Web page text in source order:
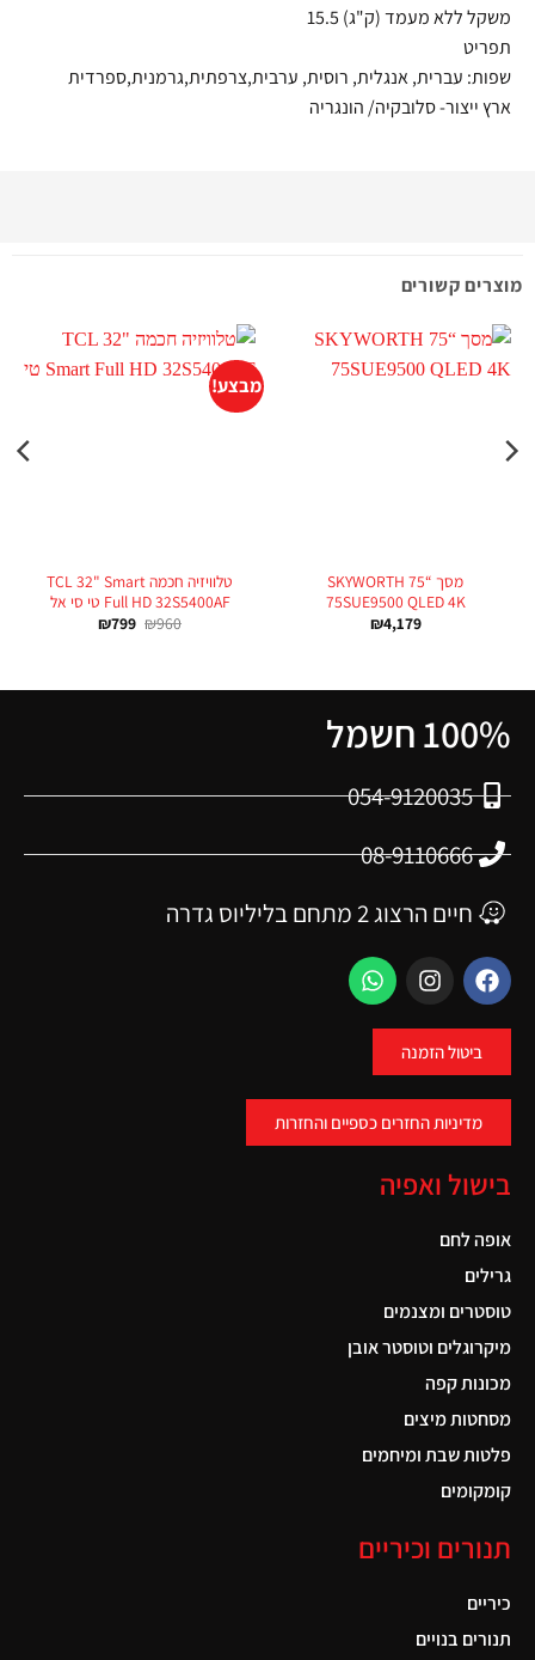
משקל ללא מעמד (ק"ג) 15.5
תפריט
שפות: עברית, אנגלית, רוסית, ערבית,צרפתית,גרמנית,ספרדית
ארץ ייצור- סלובקיה/ הונגריה
מוצרים קשורים
מסך “75 SKYWORTH
75SUE9500 QLED 4K
₪4,179
מבצע!
טלוויזיה חכמה TCL 32" Smart
Full HD 32S5400AF טי סי אל
₪960
₪799
100% חשמל
054-9120035
08-9110666
חיים הרצוג 2 מתחם בליליוס גדרה
ביטול הזמנה
מדיניות החזרים כספיים והחזרות
בישול ואפיה
אופה לחם
גרילים
טוסטרים ומצנמים
מיקרוגלים וטוסטר אובן
מכונות קפה
מסחטות מיצים
פלטות שבת ומיחמים
קומקומים
תנורים וכיריים
כיריים
תנורים בנויים